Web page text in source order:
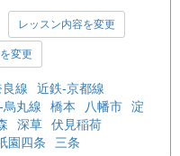
レッスン内容を変更
変更
線
近鉄-京都線
丸線 橋本 八幡市
淀
深草
伏見稲荷
園四条 三条